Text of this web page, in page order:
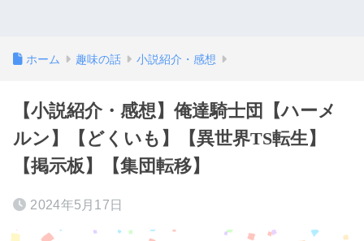
ホーム 趣味の話 小説紹介・感想
【小説紹介・感想】俺達騎士団【ハーメ
ルン】【どくいも】【異世界TS転生】
【掲示板】【集団転移】
2024年5月17日